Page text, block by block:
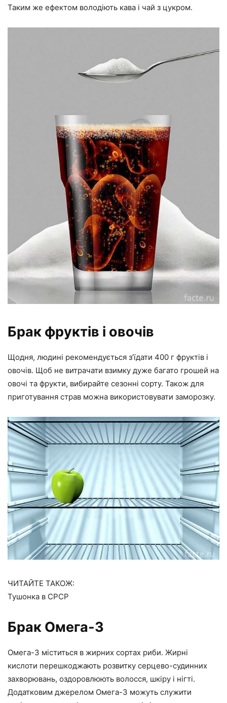
Таким же ефектом володіють кава і чай з цукром.
Брак фруктів і овочів
Щодня, людині рекомендується з’їдати 400 г фруктів і
овочів. Щоб не витрачати взимку дуже багато грошей на
овочі та фрукти, вибирайте сезонні сорту. Також для
приготування страв можна використовувати заморозку.
ЧИТАЙТЕ ТАКОЖ:
Тушонка в СРСР
Брак Омега-3
Омега-3 міститься в жирних сортах риби. Жирні
кислоти перешкоджають розвитку серцево-судинних
захворювань, оздоровлюють волосся, шкіру і нігті.
Додатковим джерелом Омега-3 можуть служити